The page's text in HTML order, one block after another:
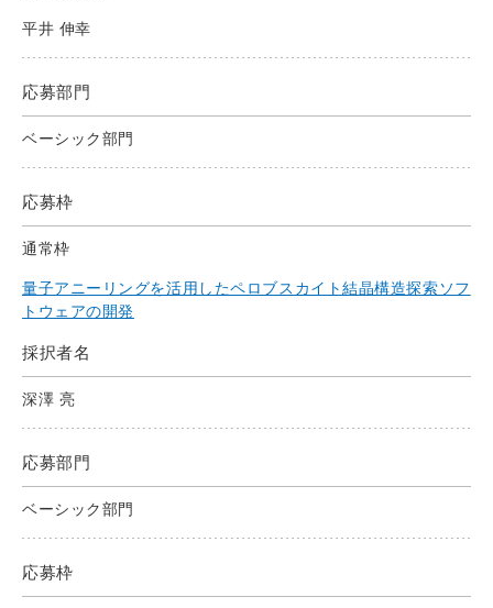
平井 伸幸
応募部門
ベーシック部門
応募枠
通常枠
量子アニーリングを活用したペロブスカイト結晶構造探索ソフ
トウェアの開発
採択者名
深澤 亮
応募部門
ベーシック部門
応募枠